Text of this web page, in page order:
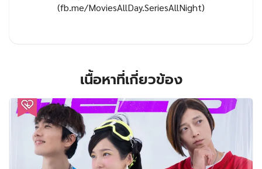
(fb.me/MoviesAllDay.SeriesAllNight)
เนื้อหาที่เกี่ยวข้อง